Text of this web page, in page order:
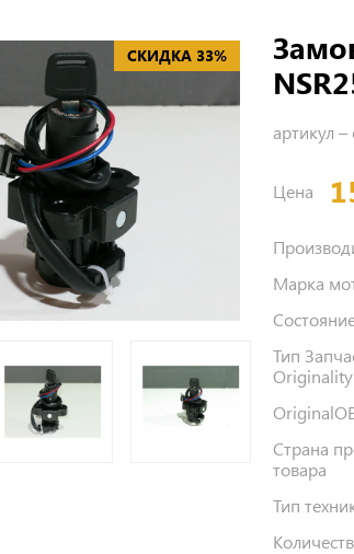
СКИДКА 33%
артикул –
Цена
Марка
Тип
Originality
Страна
товара
Тип